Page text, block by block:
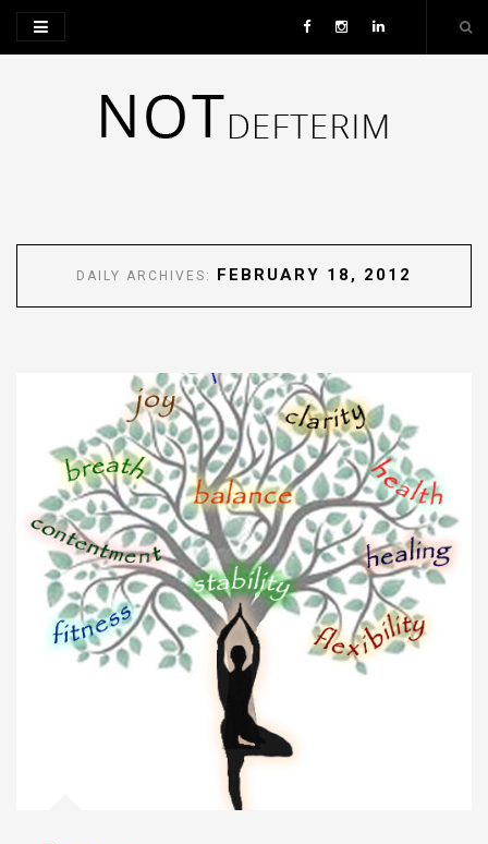
DAILY ARCHIVES: FEBRUARY 18, 2012